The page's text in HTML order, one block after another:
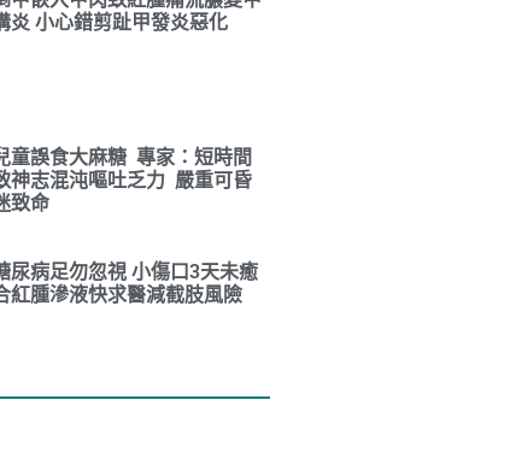
炎 小心錯剪趾甲發炎惡化
童誤食大麻糖 專家：短時間
神志混沌嘔吐乏力 嚴重可昏
致命
尿病足勿忽視 小傷口3天未癒
紅腫滲液快求醫減截肢風險